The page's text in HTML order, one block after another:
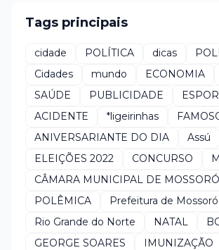
Tags principais
cidade POLÍTICA dicas
Cidades
mundo ECONOMIA
SAÚDE
PUBLICIDADE
ACIDENTE
*ligeirinhas
ANIVERSARIANTE DO DIA
Assú
ELEIÇÕES 2022
CONCURSO
CÂMARA MUNICIPAL DE MOSSORÓ
POLÊMICA
Prefeitura de Mossoró
Rio Grande do Norte
NATAL
GEORGE SOARES
IMUNIZAÇÃO